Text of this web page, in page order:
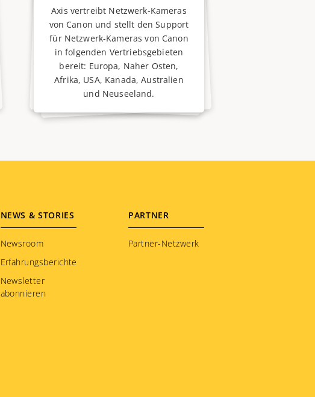
Axis vertreibt Netzwerk-Kameras
von Canon und stellt den Support
für Netzwerk-Kameras von Canon
in folgenden Vertriebsgebieten
bereit: Europa, Naher Osten,
Afrika, USA, Kanada, Australien
und Neuseeland.
NEWS & STORIES
Newsroom
Erfahrungsberichte
Newsletter
abonnieren
PARTNER
Partner-Netzwerk